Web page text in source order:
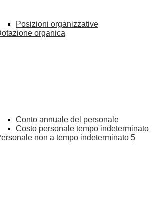
Posizioni organizzative
organica
Conto annuale del personale
Costo personale tempo indeterminato
non a tempo indeterminato 5